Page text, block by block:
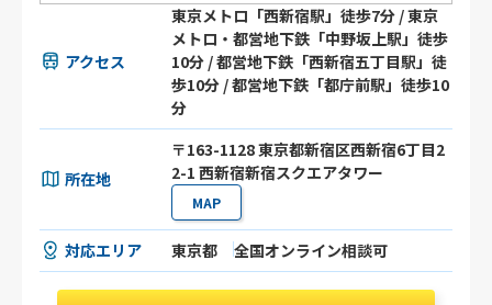
アクセス
東京メトロ「西新宿駅」徒歩7分 / 東京
メトロ・都営地下鉄「中野坂上駅」徒歩
10分 / 都営地下鉄「西新宿五丁目駅」徒
歩10分 / 都営地下鉄「都庁前駅」徒歩10
分
所在地
〒163-1128 東京都新宿区西新宿6丁目2
2-1 西新宿新宿スクエアタワー
MAP
対応エリア 東京都 全国オンライン相談可